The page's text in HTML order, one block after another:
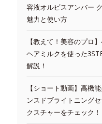
容液オルビスアンバー
魅力と使い方
【教えて！美容のプロ
ヘアミルクを使った
解説！
【ショート動画】高機
ンスドブライトニング
クスチャーをチェック！